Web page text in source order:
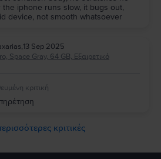
iphone runs slow, it bugs out,
device, not smooth whatsoever
,13 Sep 2025
Space Gray, 64 GB, Εξαιρετικό
κριτική
κριτικές